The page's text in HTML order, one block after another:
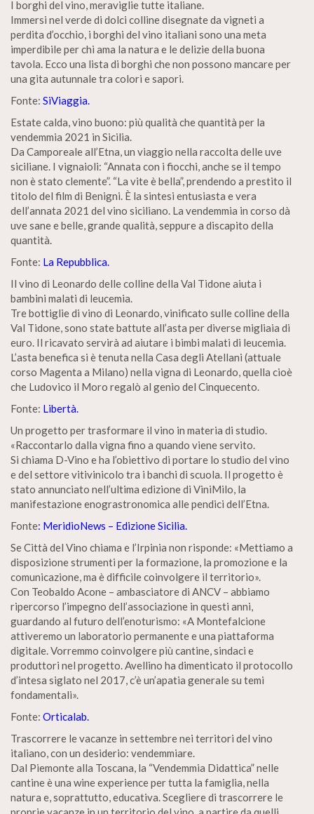
I borghi del vino, meraviglie tutte italiane.
Immersi nel verde di dolci colline disegnate da vigneti a
perdita d’occhio, i borghi del vino italiani sono una meta
imperdibile per chi ama la natura e le delizie della buona
tavola. Ecco una lista di borghi che non possono mancare per
una gita autunnale tra colori e sapori.
Fonte: SiViaggia.
Estate calda, vino buono: più qualità che quantità per la
vendemmia 2021 in Sicilia.
Da Camporeale all’Etna, un viaggio nella raccolta delle uve
siciliane. I vignaioli: “Annata con i fiocchi, anche se il tempo
non è stato clemente”. “La vite è bella”, prendendo a prestito il
titolo del film di Benigni. È la sintesi entusiasta e vera
dell’annata 2021 del vino siciliano. La vendemmia in corso dà
uve sane e belle, grande qualità, seppure a discapito della
quantità.
Fonte: La Repubblica.
Il vino di Leonardo delle colline della Val Tidone aiuta i
bambini malati di leucemia.
Tre bottiglie di vino di Leonardo, vinificato sulle colline della
Val Tidone, sono state battute all’asta per diverse migliaia di
euro. Il ricavato servirà ad aiutare i bimbi malati di leucemia.
L’asta benefica si è tenuta nella Casa degli Atellani (attuale
corso Magenta a Milano) nella vigna di Leonardo, quella cioè
che Ludovico il Moro regalò al genio del Cinquecento.
Fonte: Libertà.
Un progetto per trasformare il vino in materia di studio.
«Raccontarlo dalla vigna fino a quando viene servito.
Si chiama D-Vino e ha l’obiettivo di portare lo studio del vino
e del settore vitivinicolo tra i banchi di scuola. Il progetto è
stato annunciato nell’ultima edizione di ViniMilo, la
manifestazione enograstronomica alle pendici dell’Etna.
Fonte: MeridioNews – Edizione Sicilia.
Se Città del Vino chiama e l’Irpinia non risponde: «Mettiamo a
disposizione strumenti per la formazione, la promozione e la
comunicazione, ma è difficile coinvolgere il territorio».
Con Teobaldo Acone – ambasciatore di ANCV – abbiamo
ripercorso l’impegno dell’associazione in questi anni,
guardando al futuro dell’enoturismo: «A Montefalcione
attiveremo un laboratorio permanente e una piattaforma
digitale. Vorremmo coinvolgere più cantine, sindaci e
produttori nel progetto. Avellino ha dimenticato il protocollo
d’intesa siglato nel 2017, c’è un’apatia generale su temi
fondamentali».
Fonte: Orticalab.
Trascorrere le vacanze in settembre nei territori del vino
italiano, con un desiderio: vendemmiare.
Dal Piemonte alla Toscana, la “Vendemmia Didattica” nelle
cantine è una wine experience per tutta la famiglia, nella
natura e, soprattutto, educativa. Scegliere di trascorrere le